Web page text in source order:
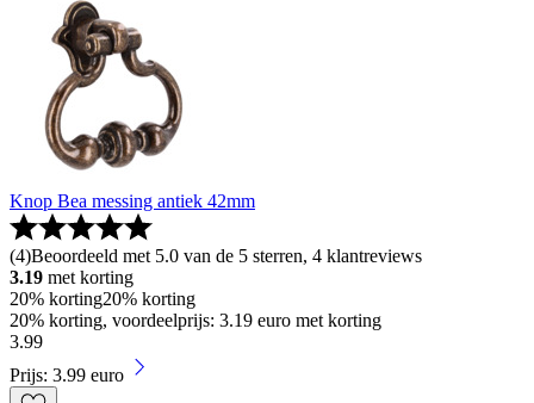
Knop Bea messing antiek 42mm
(4)Beoordeeld met 5.0 van de 5 sterren, 4 klantreviews
3.19 met korting
20% korting20% korting
20% korting, voordeelprijs: 3.19 euro met korting
3.99
Prijs: 3.99 euro